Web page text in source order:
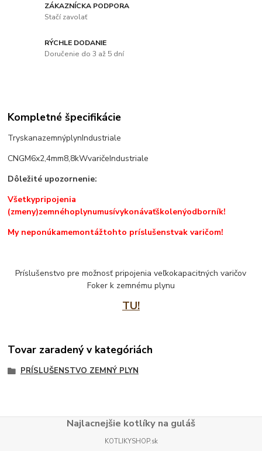
ZÁKAZNÍCKA PODPORA
Stačí zavolať
RÝCHLE DODANIE
Doručenie do 3 až 5 dní
Kompletné špecifikácie
TryskanazemnýplynIndustriale
CNGM6x2,4mm8,8kWvaričeIndustriale
Dôležité upozornenie:
Všetkypripojenia
(zmeny)zemnéhoplynumusívykonávaťškolenýodborník!
My neponúkamemontážtohto príslušenstvak varičom!
Príslušenstvo pre možnosť pripojenia veľkokapacitných varičov
Foker k zemnému plynu
TU!
Tovar zaradený v kategóriách
PRÍSLUŠENSTVO ZEMNÝ PLYN
Najlacnejšie kotlíky na guláš
KOTLIKYSHOP.sk